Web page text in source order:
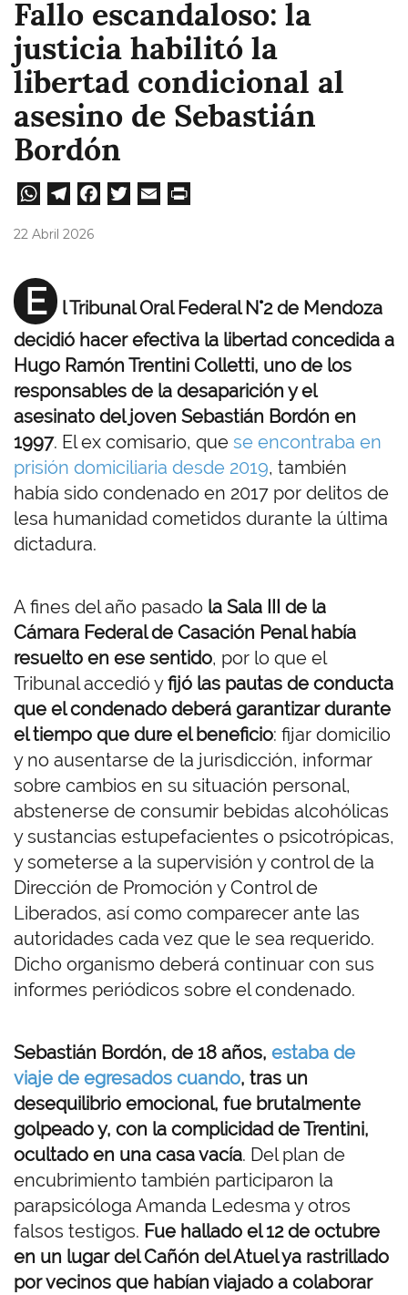
Fallo escandaloso: la
justicia habilitó la
libertad condicional al
asesino de Sebastián
Bordón
W
A
pp
Te
m
Fa
22 Abril 2026
E
l Tribunal Oral Federal N°2 de Mendoza
decidió hacer efectiva la libertad concedida a
Hugo Ramón Trentini Colletti, uno de los
responsables de la desaparición y el
asesinato del joven Sebastián Bordón en
1997. El ex comisario, que se encontraba en
prisión domiciliaria desde 2019, también
había sido condenado en 2017 por delitos de
lesa humanidad cometidos durante la última
dictadura.
A fines del año pasado la Sala III de la
Cámara Federal de Casación Penal había
resuelto en ese sentido, por lo que el
Tribunal accedió yfijó las pautas de conducta
que el condenado deberá garantizar durante
el tiempo que dure el beneficio: fijar domicilio
y no ausentarse de la jurisdicción, informar
sobre cambios en su situación personal,
abstenerse de consumir bebidas alcohólicas
y sustancias estupefacientes o psicotrópicas,
y someterse a la supervisión y control de la
Dirección de Promoción y Control de
Liberados, así como comparecer ante las
autoridades cada vez que le sea requerido.
Dicho organismo deberá continuar con sus
informes periódicos sobre el condenado.
Sebastián Bordón, de 18 años, estaba de
viaje de egresados cuando, tras un
desequilibrio emocional, fue brutalmente
golpeado y, con la complicidad de Trentini,
ocultado en una casa vacía. Del plan de
encubrimiento también participaron la
parapsicóloga Amanda Ledesma y otros
falsos testigos. Fue hallado el 12 de octubre
en un lugar del Cañón del Atuel ya rastrillado
por vecinos que habían viajado a colaborar